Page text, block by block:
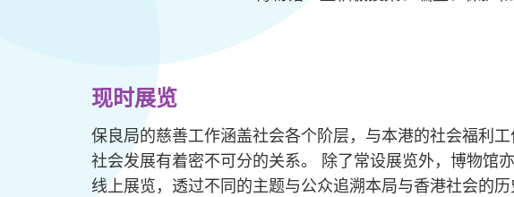
现时展览
保良局的慈善工作涵盖社会各个阶层，与本港的社会福利
社会发展有着密不可分的关系。 除了常设展览外，博物馆
线上展览，透过不同的主题与公众追溯本局与香港社会的